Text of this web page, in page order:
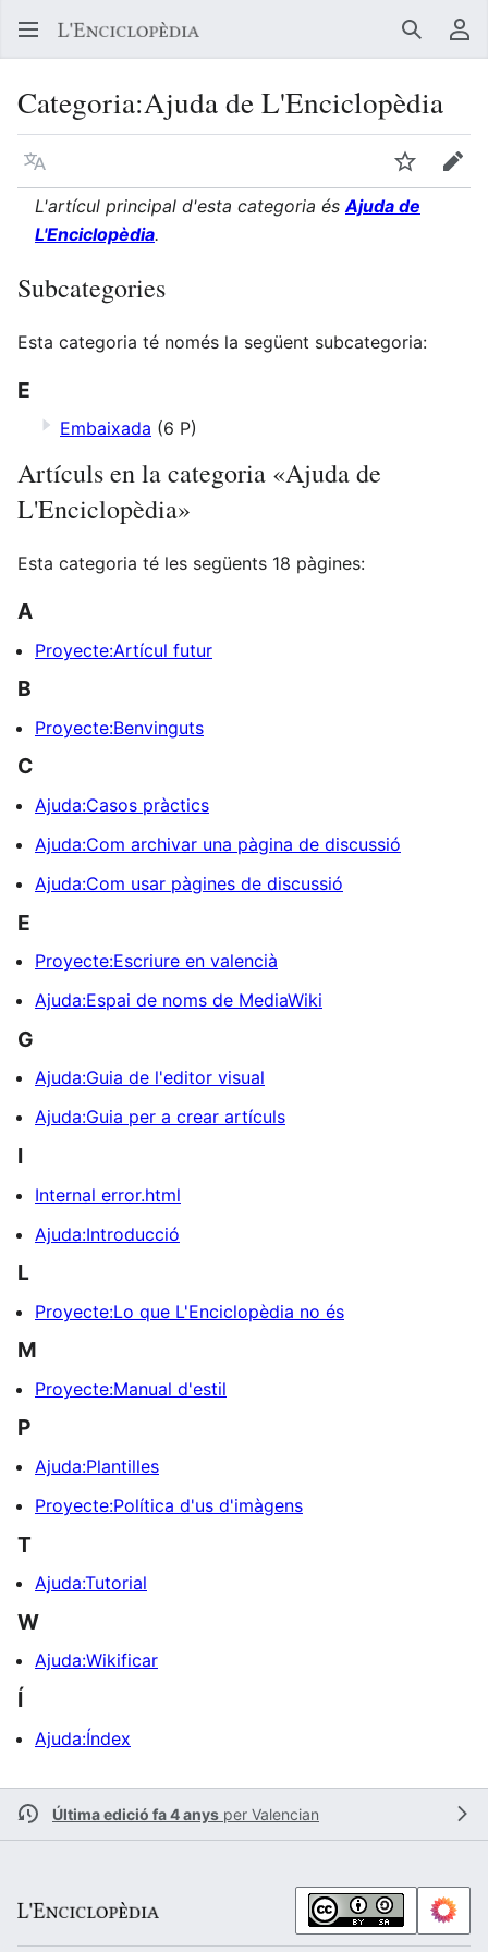
Buscar
Categoria:Ajuda de L'Enciclopèdia
Llegir en un atre idioma Vigilar
L'artícul principal d'esta categoria ésAjuda de
L'Enciclopèdia.
Subcategories
Esta categoria té només la següent subcategoria:
E
Embaixada (6 P)
Artículs en la categoria «Ajuda de
L'Enciclopèdia»
Esta categoria té les següents 18 pàgines:
A
Proyecte:Artícul futur
B
Proyecte:Benvinguts
C
Ajuda:Casos pràctics
Ajuda:Com archivar una pàgina de discussió
Ajuda:Com usar pàgines de discussió
E
Proyecte:Escriure en valencià
Ajuda:Espai de noms de MediaWiki
G
Ajuda:Guia de l'editor visual
Ajuda:Guia per a crear artículs
I
Internal error.html
Ajuda:Introducció
L
Proyecte:Lo que L'Enciclopèdia no és
M
Proyecte:Manual d'estil
P
Ajuda:Plantilles
Proyecte:Política d'us d'imàgens
T
Ajuda:Tutorial
W
Ajuda:Wikificar
Í
Ajuda:Índex
Última edició fa 4 anys per Valencian